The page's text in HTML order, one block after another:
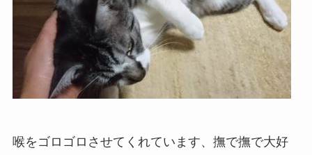
喉をゴロゴロさせてくれています、撫で撫で大好